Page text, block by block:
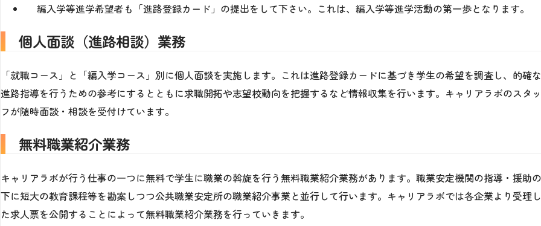
編入学等進学希望者も「進路登録カード」の提出をして下さい。これは、編入学等進学活動の第一歩となります。
個人面談（進路相談）業務
「就職コース」と「編入学コース」別に個人面談を実施します。これは進路登録カードに基づき学生の希望を調査し、的確な
進路指導を行うための参考にするとともに求職開拓や志望校動向を把握するなど情報収集を行います。キャリアラボのスタッ
フが随時面談・相談を受付けています。
無料職業紹介業務
キャリアラボが行う仕事の一つに無料で学生に職業の斡旋を行う無料職業紹介業務があります。職業安定機関の指導・援助の
下に短大の教育課程等を勘案しつつ公共職業安定所の職業紹介事業と並行して行います。キャリアラボでは各企業より受理し
た求人票を公開することによって無料職業紹介業務を行っていきます。